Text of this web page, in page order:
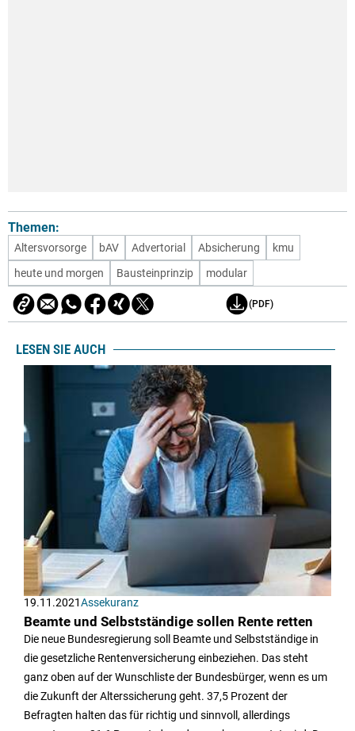
Themen:
Altersvorsorge bAV Advertorial Absicherung
kmu
heute und morgen
Bausteinprinzip modular
(PDF)
LESEN SIE AUCH
19.11.2021Assekuranz
Beamte und Selbstständige sollen Rente retten
Die neue Bundesregierung soll Beamte und Selbstständige in
die gesetzliche Rentenversicherung einbeziehen. Das steht
ganz oben auf der Wunschliste der Bundesbürger, wenn es um
die Zukunft der Alterssicherung geht. 37,5 Prozent der
Befragten halten das für richtig und sinnvoll, allerdings